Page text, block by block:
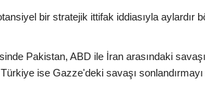
bir stratejik ittifak iddiasıyla
Pakistan, ABD ile İran arasındaki
ise Gazze'deki savaşı